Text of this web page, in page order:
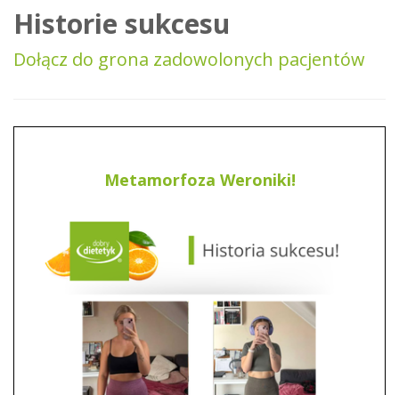
Historie sukcesu
Dołącz do grona zadowolonych pacjentów
Metamorfoza Weroniki!